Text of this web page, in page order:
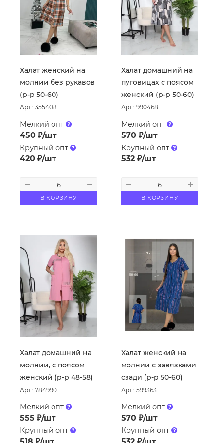
Халат женский на
молнии без рукавов
(р-р 50-60)
Арт.: 355408
Мелкий опт
450 ₽/шт
Крупный опт
420 ₽/шт
В КОРЗИНУ
Халат домашний на
пуговицах с поясом
женский (р-р 50-60)
Арт.: 990468
Мелкий опт
570₽/шт
Крупный опт
532₽/шт
В КОРЗИНУ
Халат домашний на
молнии, с поясом
женский (р-р 48-58)
Арт.: 784990
Мелкий опт
555 ₽/шт
Крупный опт
Халат женский на
молнии с завязками
сзади (р-р 50-60)
Арт.: 599363
Мелкий опт
570₽/шт
Крупный опт